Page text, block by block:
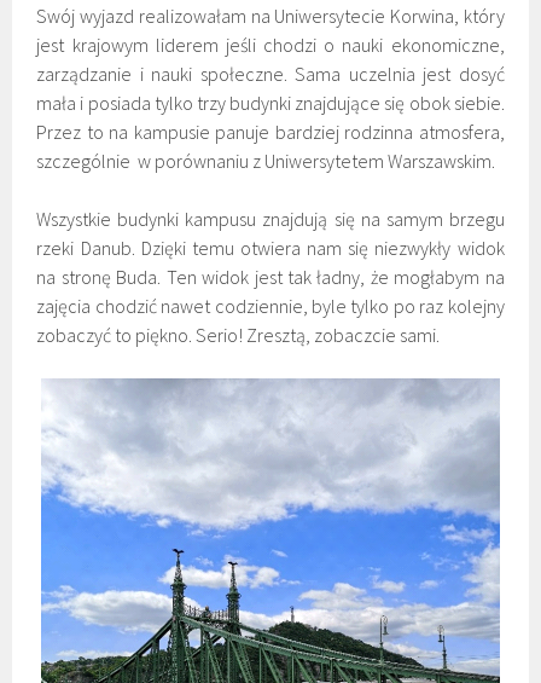
Swój wyjazd realizowałam na Uniwersytecie Korwina, który
jest krajowym liderem jeśli chodzi o nauki ekonomiczne,
zarządzanie i nauki społeczne. Sama uczelnia jest dosyć
mała i posiada tylko trzy budynki znajdujące się obok siebie.
Przez to na kampusie panuje bardziej rodzinna atmosfera,
szczególnie w porównaniu z Uniwersytetem Warszawskim.
Wszystkie budynki kampusu znajdują się na samym brzegu
rzeki Danub. Dzięki temu otwiera nam się niezwykły widok
na stronę Buda. Ten widok jest tak ładny, że mogłabym na
zajęcia chodzić nawet codziennie, byle tylko po raz kolejny
zobaczyć to piękno. Serio! Zresztą, zobaczcie sami.